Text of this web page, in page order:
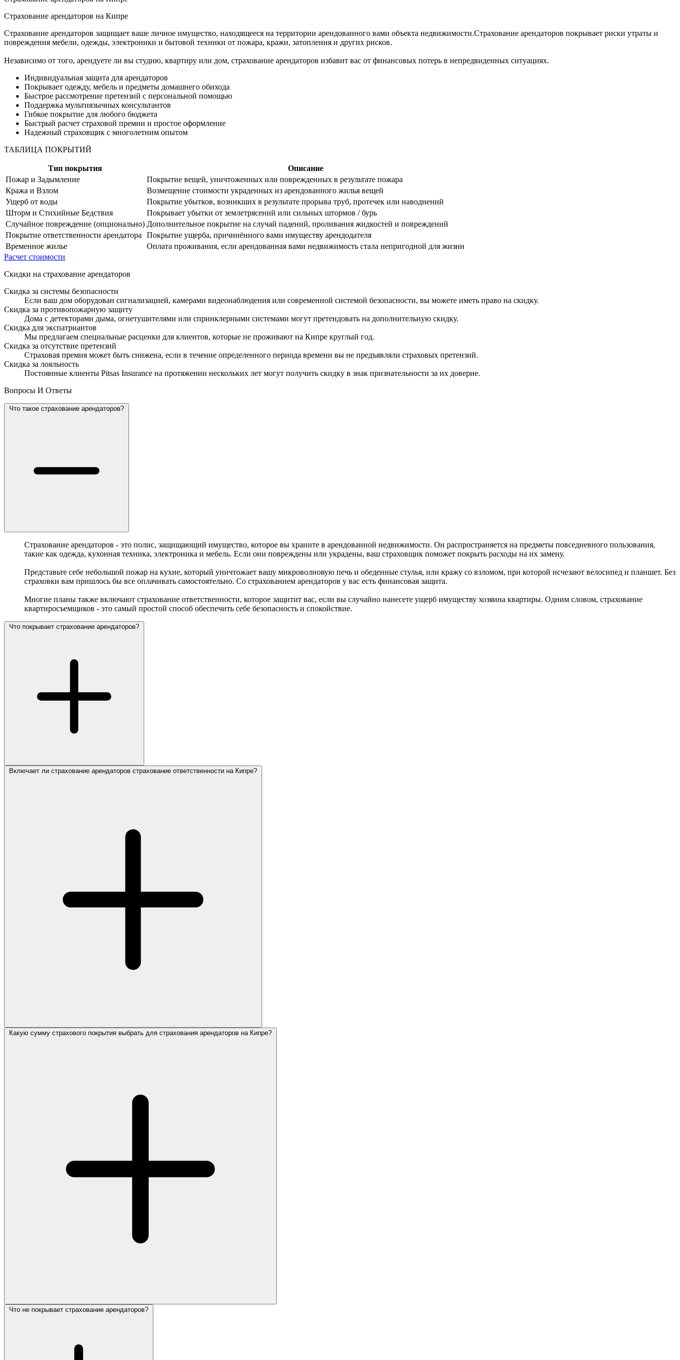
Страхование арендаторов на Кипре
Страхование арендаторов защищает ваше личное имущество, находящееся на территории арендованного вами объекта недвижимости.Страхование арендаторов покрывает риски утраты и
повреждения мебели, одежды, электроники и бытовой техники от пожара, кражи, затопления и других рисков.
Независимо от того, арендуете ли вы студию, квартиру или дом, страхование арендаторов избавит вас от финансовых потерь в непредвиденных ситуациях.
Индивидуальная защита для арендаторов
Покрывает одежду, мебель и предметы домашнего обихода
Быстрое рассмотрение претензий с персональной помощью
Поддержка мультиязычных консультантов
Гибкое покрытие для любого бюджета
Быстрый расчет страховой премии и простое оформление
Надежный страховщик с многолетним опытом
ТАБЛИЦА ПОКРЫТИЙ
Тип покрытия
Описание
Пожар и Задымление
Покрытие вещей, уничтоженных или поврежденных в результате пожара
Кража и Взлом
Возмещение стоимости украденных из арендованного жилья вещей
Ущерб от воды
Покрытие убытков, возникших в результате прорыва труб, протечек или наводнений
Шторм и Стихийные Бедствия
Покрывает убытки от землетрясений или сильных штормов / бурь
Случайное повреждение (опционально) Дополнительное покрытие на случай падений, проливания жидкостей и повреждений
Покрытие ответственности арендатора
Покрытие ущерба, причинённого вами имуществу арендодателя
Временное жилье
Оплата проживания, если арендованная вами недвижимость стала непригодной для жизни
Расчет стоимости
Скидки на страхование арендаторов
Скидка за системы безопасности
Если ваш дом оборудован сигнализацией, камерами видеонаблюдения или современной системой безопасности, вы можете иметь право на скидку.
Скидка за противопожарную защиту
Дома с детекторами дыма, огнетушителями или спринклерными системами могут претендовать на дополнительную скидку.
Скидка для экспатриантов
Мы предлагаем специальные расценки для клиентов, которые не проживают на Кипре круглый год.
Скидка за отсутствие претензий
Страховая премия может быть снижена, если в течение определенного периода времени вы не предъявляли страховых претензий.
Скидка за лояльность
Постоянные клиенты Pitsas Insurance на протяжении нескольких лет могут получить скидку в знак признательности за их доверие.
Вопросы И Ответы
Что такое страхование арендаторов?
Страхование арендаторов - это полис, защищающий имущество, которое вы храните в арендованной недвижимости. Он распространяется на предметы повседневного пользования,
такие как одежда, кухонная техника, электроника и мебель. Если они повреждены или украдены, ваш страховщик поможет покрыть расходы на их замену.
Представьте себе небольшой пожар на кухне, который уничтожает вашу микроволновую печь и обеденные стулья, или кражу со взломом, при которой исчезают велосипед и планшет. Без
страховки вам пришлось бы все оплачивать самостоятельно. Со страхованием арендаторов у вас есть финансовая защита.
Многие планы также включают страхование ответственности, которое защитит вас, если вы случайно нанесете ущерб имуществу хозяина квартиры. Одним словом, страхование
квартиросъемщиков - это самый простой способ обеспечить себе безопасность и спокойствие.
Что покрывает страхование арендаторов?
Включает ли страхование арендаторов страхование ответственности на Кипре?
Какую сумму страхового покрытия выбрать для страхования арендаторов на Кипре?
Что не покрывает страхование арендаторов?